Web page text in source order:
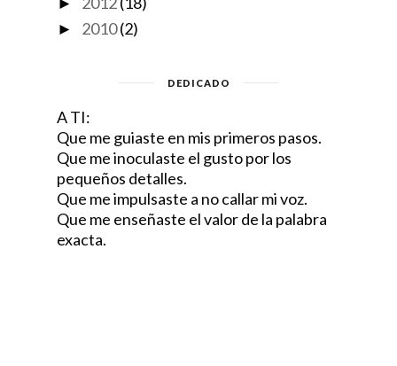
►
► 2010(2)
DEDICADO
A TI:
Que me guiaste en mis primeros pasos.
Que me inoculaste el gusto por los
pequeños detalles.
Que me impulsaste a no callar mi voz.
Que me enseñaste el valor de la palabra
exacta.